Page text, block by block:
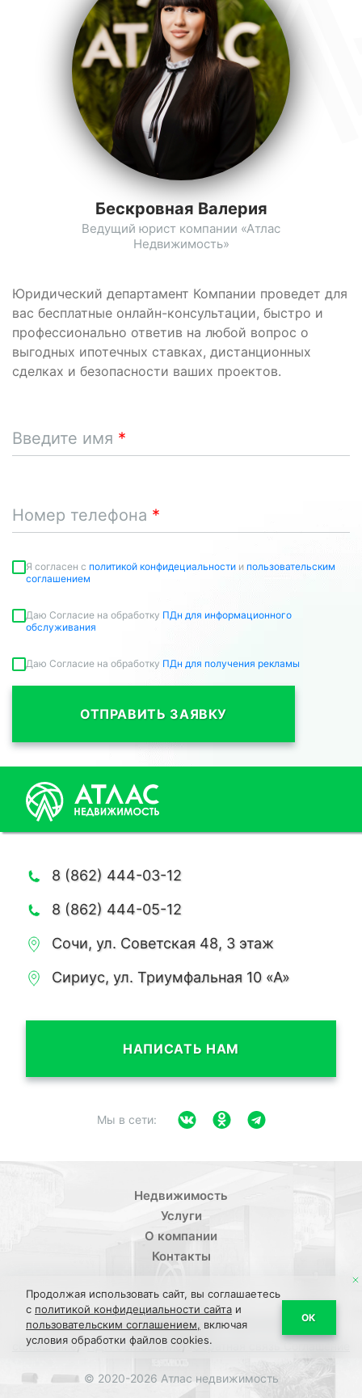
Юридический департамент Компании проведет для
вас бесплатные онлайн-консультации, быстро и
профессионально ответив на любой вопрос о
выгодных ипотечных ставках, дистанционных
сделках и безопасности ваших проектов.
Введите имя
Номер телефона
Я согласен c политикой конфидециальности и пользовательским
соглашением
Даю Согласие на обработку ПДн для информационного
обслуживания
Даю Согласие на обработку ПДн для получения рекламы
ОТПРАВИТЬ ЗАЯВКУ
Бескровная Валерия
Ведущий юрист компании «Атлас
Недвижимость»
8 (862) 444-03-12
8 (862) 444-05-12
Сочи, ул. Советская 48, 3 этаж
Сириус, ул. Триумфальная 10 «А»
НАПИСАТЬ НАМ
Мы в сети:
Недвижимость
Услуги
О компании
Контакты
© 2020-2026 Атлас недвижимость
Политика конфиденциальности/Пользовательское
соглашение/ПДН Соглашение/Обратная связь Соглашение
Продолжая использовать сайт, вы соглашаетесь
с политикой конфидециальности сайта и
пользовательским соглашением, включая
условия обработки файлов cookies.
ОК